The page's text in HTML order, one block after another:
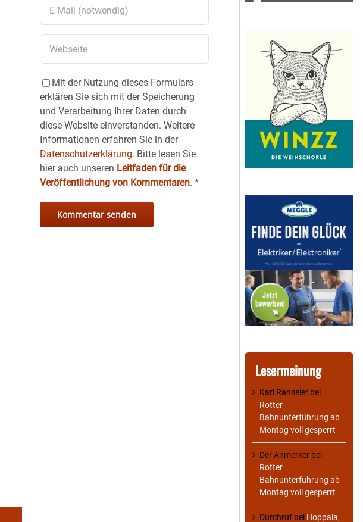
Mit der Nutzung dieses Formulars
erklären Sie sich mit der Speicherung
und Verarbeitung Ihrer Daten durch
diese Website einverstanden. Weitere
Informationen erfahren Sie in der
Datenschutzerklärung. Bitte lesen Sie
hier auch unseren Leitfaden für die
Veröffentlichung von Kommentaren.*
Lesermeinung
Karl Ranseier bei
Rotter
Bahnunterführung ab
Montag voll gesperrt
Der Anmerker bei
Rotter
Bahnunterführung ab
Montag voll gesperrt
Durchruf bei Hoppala,